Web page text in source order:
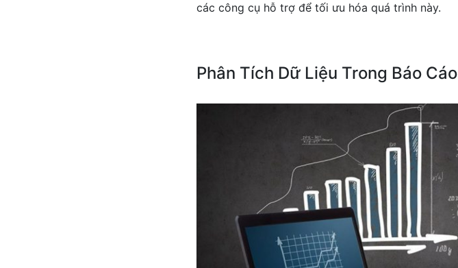
các công cụ hỗ trợ để tối ưu hóa quá trình này.
Phân Tích Dữ Liệu Trong Báo Cáo